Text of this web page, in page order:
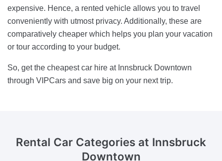
expensive. Hence, a rented vehicle allows you to travel
conveniently with utmost privacy. Additionally, these are
comparatively cheaper which helps you plan your vacation
or tour according to your budget.
So, get the cheapest car hire at Innsbruck Downtown
through VIPCars and save big on your next trip.
Rental Car Categories at Innsbruck
Downtown